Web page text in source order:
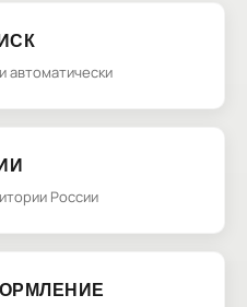
автоматически
России